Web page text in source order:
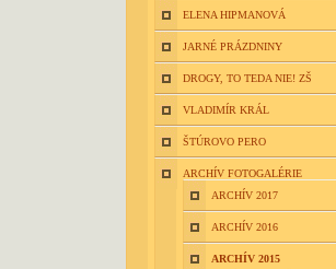
ELENA HIPMANOVÁ
JARNÉ PRÁZDNINY
DROGY, TO TEDA NIE! ZŠ
VLADIMÍR KRÁL
ŠTÚROVO PERO
ARCHÍV FOTOGALÉRIE
ARCHÍV 2017
ARCHÍV 2016
ARCHÍV 2015